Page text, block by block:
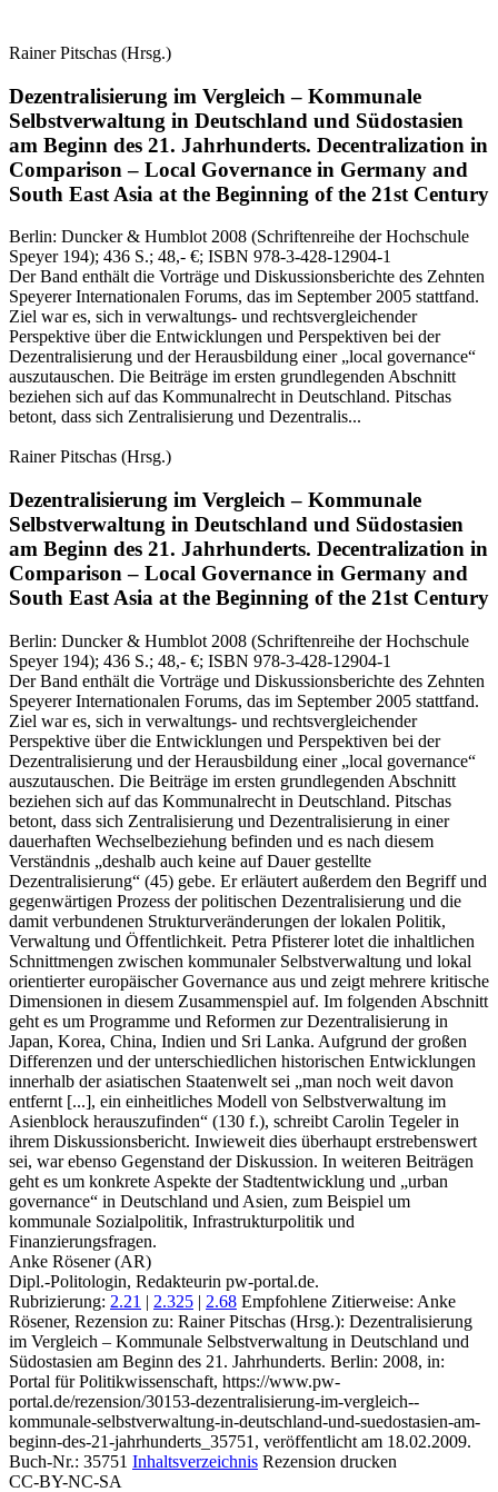
Rainer Pitschas (Hrsg.)
Dezentralisierung im Vergleich – Kommunale
Selbstverwaltung in Deutschland und Südostasien
am Beginn des 21. Jahrhunderts. Decentralization in
Comparison – Local Governance in Germany and
South East Asia at the Beginning of the 21st Century
Berlin: Duncker & Humblot 2008 (Schriftenreihe der Hochschule
Speyer 194); 436 S.; 48,- €; ISBN 978-3-428-12904-1
Der Band enthält die Vorträge und Diskussionsberichte des Zehnten
Speyerer Internationalen Forums, das im September 2005 stattfand.
Ziel war es, sich in verwaltungs- und rechtsvergleichender
Perspektive über die Entwicklungen und Perspektiven bei der
Dezentralisierung und der Herausbildung einer „local governance“
auszutauschen. Die Beiträge im ersten grundlegenden Abschnitt
beziehen sich auf das Kommunalrecht in Deutschland. Pitschas
betont, dass sich Zentralisierung und Dezentralis...
Rainer Pitschas (Hrsg.)
Dezentralisierung im Vergleich – Kommunale
Selbstverwaltung in Deutschland und Südostasien
am Beginn des 21. Jahrhunderts. Decentralization in
Comparison – Local Governance in Germany and
South East Asia at the Beginning of the 21st Century
Berlin: Duncker & Humblot 2008 (Schriftenreihe der Hochschule
Speyer 194); 436 S.; 48,- €; ISBN 978-3-428-12904-1
Der Band enthält die Vorträge und Diskussionsberichte des Zehnten
Speyerer Internationalen Forums, das im September 2005 stattfand.
Ziel war es, sich in verwaltungs- und rechtsvergleichender
Perspektive über die Entwicklungen und Perspektiven bei der
Dezentralisierung und der Herausbildung einer „local governance“
auszutauschen. Die Beiträge im ersten grundlegenden Abschnitt
beziehen sich auf das Kommunalrecht in Deutschland. Pitschas
betont, dass sich Zentralisierung und Dezentralisierung in einer
dauerhaften Wechselbeziehung befinden und es nach diesem
Verständnis „deshalb auch keine auf Dauer gestellte
Dezentralisierung“ (45) gebe. Er erläutert außerdem den Begriff und
gegenwärtigen Prozess der politischen Dezentralisierung und die
damit verbundenen Strukturveränderungen der lokalen Politik,
Verwaltung und Öffentlichkeit. Petra Pfisterer lotet die inhaltlichen
Schnittmengen zwischen kommunaler Selbstverwaltung und lokal
orientierter europäischer Governance aus und zeigt mehrere kritische
Dimensionen in diesem Zusammenspiel auf. Im folgenden Abschnitt
geht es um Programme und Reformen zur Dezentralisierung in
Japan, Korea, China, Indien und Sri Lanka. Aufgrund der großen
Differenzen und der unterschiedlichen historischen Entwicklungen
innerhalb der asiatischen Staatenwelt sei „man noch weit davon
entfernt [...], ein einheitliches Modell von Selbstverwaltung im
Asienblock herauszufinden“ (130 f.), schreibt Carolin Tegeler in
ihrem Diskussionsbericht. Inwieweit dies überhaupt erstrebenswert
sei, war ebenso Gegenstand der Diskussion. In weiteren Beiträgen
geht es um konkrete Aspekte der Stadtentwicklung und „urban
governance“ in Deutschland und Asien, zum Beispiel um
kommunale Sozialpolitik, Infrastrukturpolitik und
Finanzierungsfragen.
Anke Rösener (AR)
Dipl.-Politologin, Redakteurin pw-portal.de.
Rubrizierung: 2.21 | 2.325 | 2.68 Empfohlene Zitierweise: Anke
Rösener, Rezension zu: Rainer Pitschas (Hrsg.): Dezentralisierung
im Vergleich – Kommunale Selbstverwaltung in Deutschland und
Südostasien am Beginn des 21. Jahrhunderts. Berlin: 2008, in:
Portal für Politikwissenschaft, https://www.pw-
portal.de/rezension/30153-dezentralisierung-im-vergleich--
kommunale-selbstverwaltung-in-deutschland-und-suedostasien-am-
beginn-des-21-jahrhunderts_35751, veröffentlicht am 18.02.2009.
Buch-Nr.: 35751 Inhaltsverzeichnis Rezension drucken
CC-BY-NC-SA